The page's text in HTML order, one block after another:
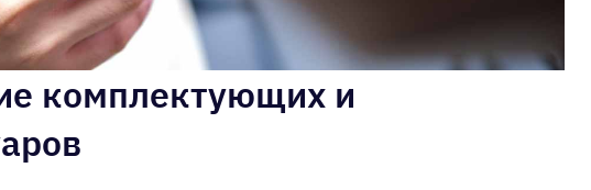
комплектующих и